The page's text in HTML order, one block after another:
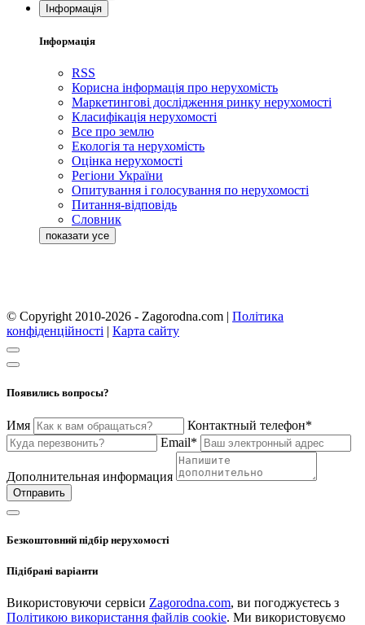
Інформація
Інформація
RSS
Корисна інформація про нерухомість
Маркетингові дослідження ринку нерухомості
Класифікація нерухомості
Все про землю
Екологія та нерухомість
Оцінка нерухомості
Регіони України
Опитування і голосування по нерухомості
Питання-відповідь
Словник
© Copyright 2010-2026 - Zagorodna.com | Політика
конфіденційності | Карта сайту
Появились вопросы?
Имя
Контактный телефон*
Email*
Дополнительная информация
Отправить
Безкоштовний підбір нерухомості
Підібрані варіанти
Використовуючи сервіси Zagorodna.com, ви погоджуєтесь з
Політикою використання файлів cookie. Ми використовуємо